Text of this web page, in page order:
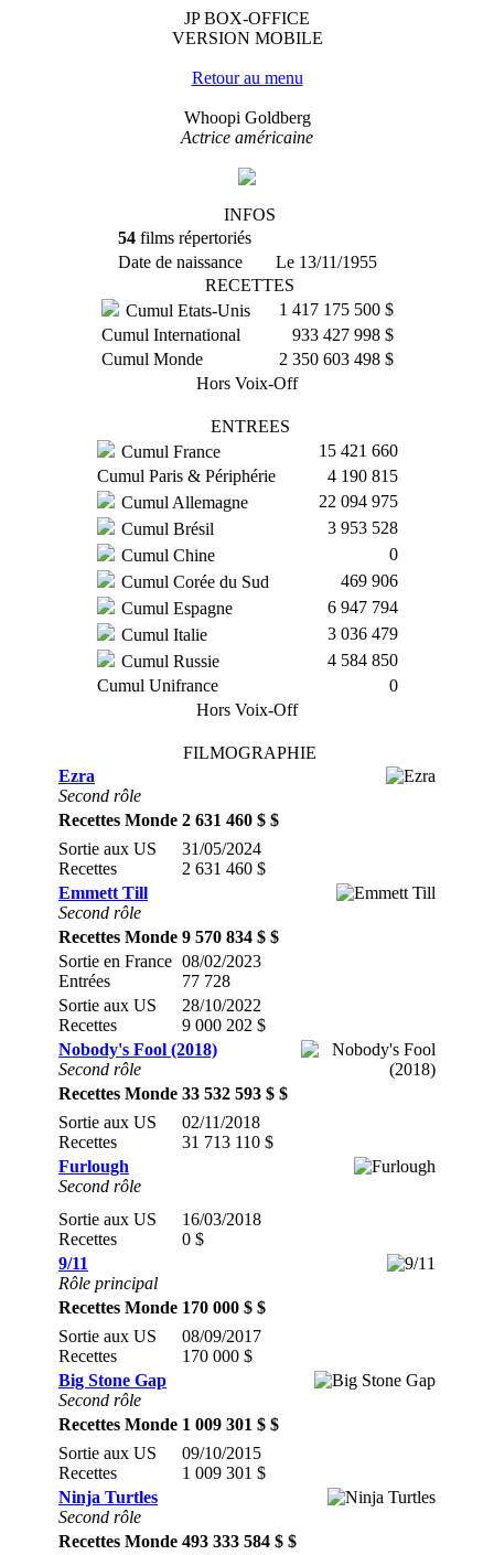
JP BOX-OFFICE
VERSION MOBILE
Retour au menu
Whoopi Goldberg
Actrice américaine
INFOS
54films répertoriés
Date de naissance
Le 13/11/1955
RECETTES
Cumul Etats-Unis
1 417 175 500 $
Cumul International
933 427 998 $
Cumul Monde
2 350 603 498 $
Hors Voix-Off
ENTREES
Cumul France
15 421 660
Cumul Paris & Périphérie
4 190 815
Cumul Allemagne
22 094 975
Cumul Brésil
3 953 528
Cumul Chine
0
Cumul Corée du Sud
469 906
Cumul Espagne
6 947 794
Cumul Italie
3 036 479
Cumul Russie
4 584 850
Cumul Unifrance
0
Hors Voix-Off
FILMOGRAPHIE
Ezra
Second rôle
Recettes Monde 2 631 460 $ $
Sortie aux US
Recettes
31/05/2024
2 631 460 $
Emmett Till
Second rôle
Recettes Monde 9 570 834 $ $
Sortie en France
Entrées
08/02/2023
77 728
Sortie aux US
Recettes
28/10/2022
9 000 202 $
Nobody's Fool (2018)
Second rôle
Recettes Monde 33 532 593 $ $
Sortie aux US
Recettes
02/11/2018
31 713 110 $
Furlough
Second rôle
Sortie aux US
Recettes
16/03/2018
0 $
9/11
Rôle principal
Recettes Monde 170 000 $ $
Sortie aux US
Recettes
08/09/2017
170 000 $
Big Stone Gap
Second rôle
Recettes Monde 1 009 301 $ $
Sortie aux US
Recettes
09/10/2015
1 009 301 $
Ninja Turtles
Second rôle
Recettes Monde 493 333 584 $ $